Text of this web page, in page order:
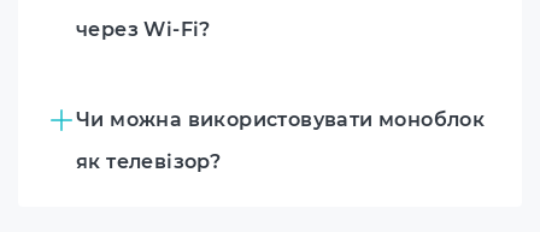
через Wi-Fi?
Чи можна використовувати моноблок
як телевізор?